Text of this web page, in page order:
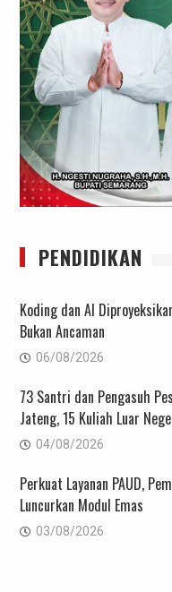
PENDIDIKAN
Koding dan AI
Bukan Ancaman
06/08/2026
73 Santri dan Pengasuh
Jateng, 15 Kuliah Luar
04/08/2026
Perkuat Layanan PAUD,
Luncurkan Modul Emas
03/08/2026